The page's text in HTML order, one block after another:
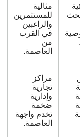
مثالية
للمستثمرين
والراغبين
في القرب
العاصمة.
مراكز
تجارية
وإدارية
ضخمة
تخدم واجهة
العاصمة.